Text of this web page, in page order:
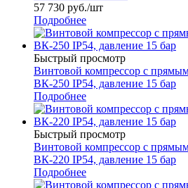
57 730 руб./шт
Подробнее
Быстрый просмотр
Винтовой компрессор с
ВК-250 IP54, давление 15 бар
Подробнее
Быстрый просмотр
Винтовой компрессор с
ВК-220 IP54, давление 15 бар
Подробнее